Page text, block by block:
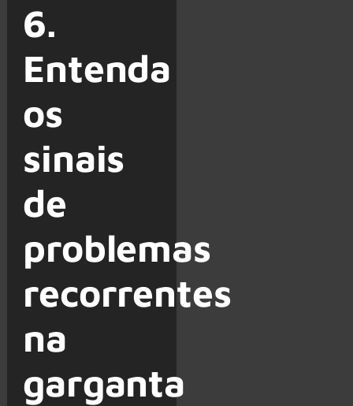
6.
Entenda
os
sinais
de
problemas
recorrentes
na
garganta